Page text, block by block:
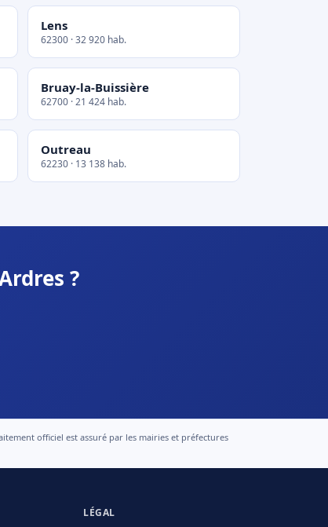
Lens
62300 · 32 920 hab.
Bruay-la-Buissière
62700 · 21 424 hab.
Outreau
62230 · 13 138 hab.
?
officiel est assuré par les mairies et préfectures
LÉGAL